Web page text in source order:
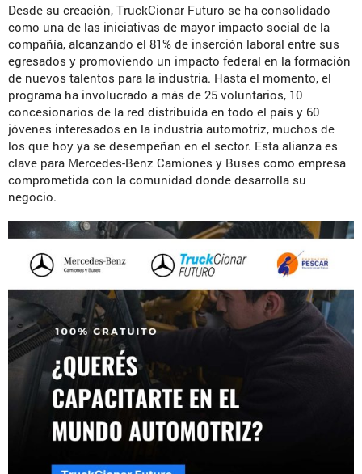
Desde su creación, TruckCionar Futuro se ha consolidado
como una de las iniciativas de mayor impacto social de la
compañía, alcanzando el 81% de inserción laboral entre sus
egresados y promoviendo un impacto federal en la formación
de nuevos talentos para la industria. Hasta el momento, el
programa ha involucrado a más de 25 voluntarios, 10
concesionarios de la red distribuida en todo el país y 60
jóvenes interesados en la industria automotriz, muchos de
los que hoy ya se desempeñan en el sector. Esta alianza es
clave para Mercedes-Benz Camiones y Buses como empresa
comprometida con la comunidad donde desarrolla su
negocio.